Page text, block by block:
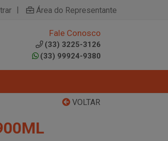
| Área do Representante
Fale Conosco
(33) 3225-3126
(33) 99924-9380
VOLTAR